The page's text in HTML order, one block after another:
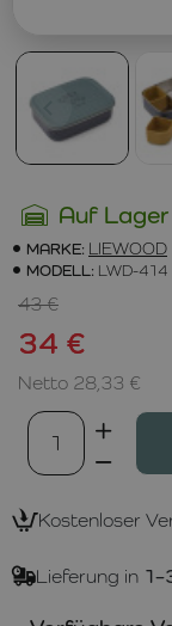
Auf Lager
MARKE: LIEWOOD
MODELL: LWD-414
34 €
43 €
Netto 28,33 €
Kostenloser
Lieferung in